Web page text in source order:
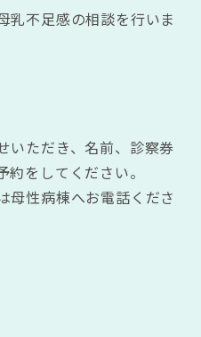
乳不足感の相談を行いま
いただき、名前、診察券
をしてください。
母性病棟へお電話くださ